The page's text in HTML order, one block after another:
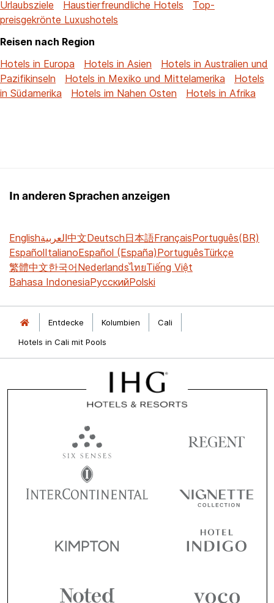
Urlaubsziele Haustierfreundliche Hotels
Top-
preisgekrönte Luxushotels
Reisen nach Region
Hotels in Europa
Hotels in Asien
Hotels in Australien und
Pazifikinseln
Hotels in Mexiko und Mittelamerika
Hotels
in Südamerika
Hotels im Nahen Osten Hotels in Afrika
In anderen Sprachen anzeigen
Englishالعربية中文Deutsch日本語FrançaisPortuguês(BR)
EspañolItalianoEspañol (España)PortuguêsTürkçe
繁體中文한국어NederlandsไทยTiếng Việt
Bahasa IndonesiaРусскийPolski
Entdecke Kolumbien
Cali
Hotels in Cali mit Pools